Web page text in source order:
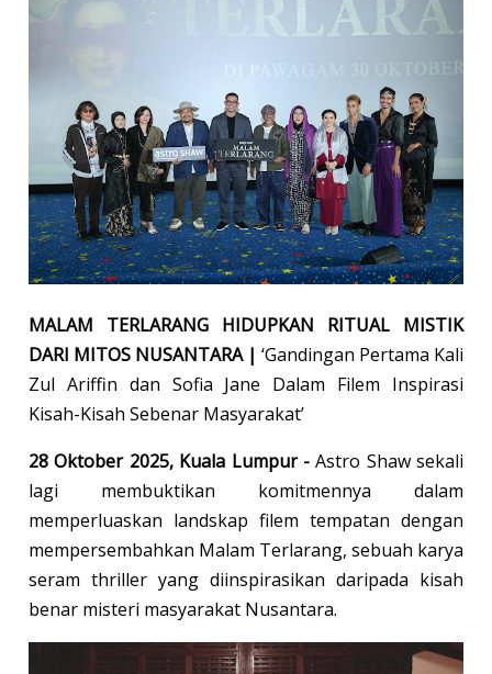
MALAM TERLARANG HIDUPKAN RITUAL MISTIK
DARI MITOS NUSANTARA | ‘Gandingan Pertama Kali
Zul Ariffin dan Sofia Jane Dalam Filem Inspirasi
Kisah-Kisah Sebenar Masyarakat’
28 Oktober 2025, Kuala Lumpur -Astro Shaw sekali
lagi membuktikan komitmennya dalam
memperluaskan landskap filem tempatan dengan
mempersembahkan Malam Terlarang, sebuah karya
seram thriller yang diinspirasikan daripada kisah
benar misteri masyarakat Nusantara.